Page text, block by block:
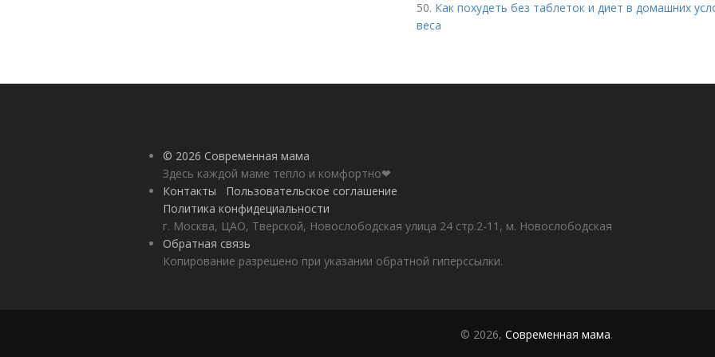
50. Как похудеть без таблеток и диет в домашних
веса
© 2026 Современная мама
Здесь каждой маме тепло и комфортно❤
Контакты
Пользовательское соглашение
Политика конфидециальности
г. Москва, ЦАО, Тверской, Новослободская улица 24 стр.2-11, м. Новослободская
Обратная связь
Копирование разрешено при указании обратной гиперссылки.
© 2026, Современная мама.